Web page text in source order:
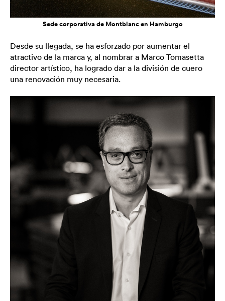
Sede corporativa de Montblanc en Hamburgo
Desde su llegada, se ha esforzado por aumentar el
atractivo de la marca y, al nombrar a Marco Tomasetta
director artístico, ha logrado dar a la división de cuero
una renovación muy necesaria.